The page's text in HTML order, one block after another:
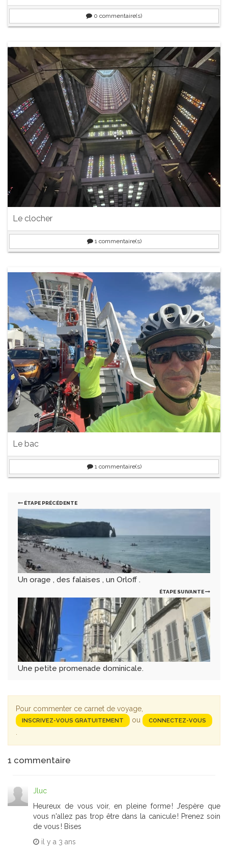
0 commentaire(s)
Le clocher
1commentaire(s)
Le bac
1 commentaire(s)
ÉTAPE PRÉCÉDENTE
Un orage , des falaises , un Orloff .
ÉTAPE SUIVANTE
Une petite promenade dominicale.
Pour commenter ce carnet de voyage,
INSCRIVEZ-VOUS GRATUITEMENT ou CONNECTEZ-VOUS
1 commentaire
Jluc
Heureux de vous voir, en pleine forme ! J’espère que
vous n'allez pas trop être dans la canicule ! Prenez soin
de vous ! Bises
il y a 3 ans